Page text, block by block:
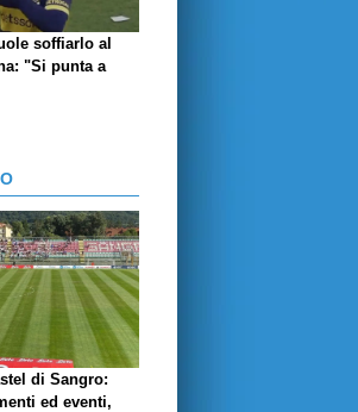
soffiarlo al
"Si punta a
di Sangro:
ed eventi,